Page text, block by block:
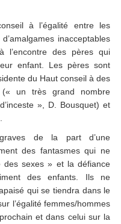
à l’égalité entre les
inacceptables
l’encontre des pères qui
enfant. Les pères sont
du Haut conseil à des
(« un très grand nombre
», D. Bousquet) et
de la part d’une
des fantasmes qui ne
des sexes » et la défiance
des enfants. Ils ne
qui se tiendra dans le
l’égalité femmes/hommes
et dans celui sur la